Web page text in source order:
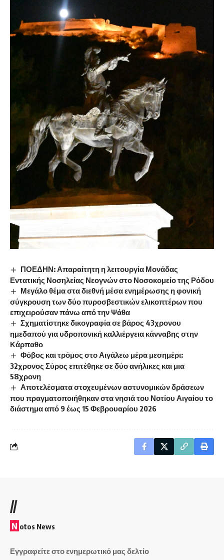
ΠΟΕΔΗΝ: Απαραίτητη η λειτουργία Μονάδας
Εντατικής Νοσηλείας Νεογνών στο Νοσοκομείο της Ρόδου
Μεγάλο θέμα στα διεθνή μέσα ενημέρωσης η φονική
σύγκρουση των δύο πυροσβεστικών ελικοπτέρων που
επιχειρούσαν πάνω από την Ψάθα
Σχηματίστηκε δικογραφία σε βάρος 43χρονου
ημεδαπού για υδροπονική καλλιέργεια κάνναβης στην
Κάρπαθο
Φόβος και τρόμος στο Αιγάλεω μέρα μεσημέρι:
32χρονος Σύρος επιτέθηκε σε δύο ανήλικες και μια
58χρονη
Αποτελέσματα στοχευμένων αστυνομικών δράσεων
που πραγματοποιήθηκαν στα νησιά του Νοτίου Αιγαίου το
διάστημα από 9 έως 15 Φεβρουαρίου 2026
//
N otos News
Εγγραφείτε στο ενημερωτικό μας δελτίο